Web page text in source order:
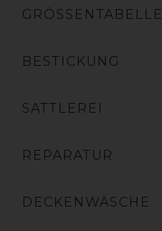
GRÖSSENTABELLE
BESTICKUNG
SATTLEREI
REPARATUR
DECKENWÄSCHE